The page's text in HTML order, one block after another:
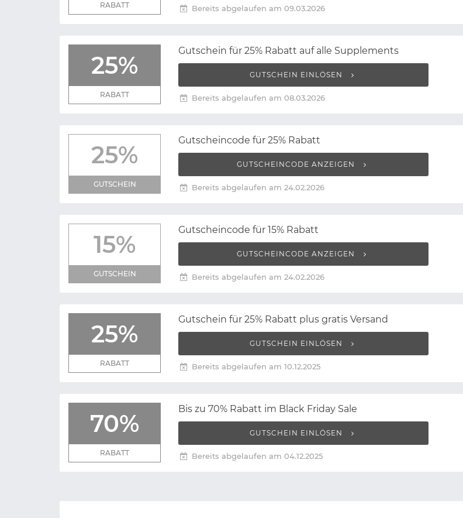
RABATT Bereits abgelaufen am 09.03.2026
25%
RABATT
Gutschein für 25% Rabatt auf alle Supplements
GUTSCHEIN EINLÖSEN
Bereits abgelaufen am 08.03.2026
25%
GUTSCHEIN
Gutscheincode für 25% Rabatt
GUTSCHEINCODE ANZEIGEN
Bereits abgelaufen am 24.02.2026
15%
GUTSCHEIN
Gutscheincode für 15% Rabatt
GUTSCHEINCODE ANZEIGEN
Bereits abgelaufen am 24.02.2026
25%
RABATT
Gutschein für 25% Rabatt plus gratis Versand
GUTSCHEIN EINLÖSEN
Bereits abgelaufen am 10.12.2025
70%
RABATT
Bis zu 70% Rabatt im Black Friday Sale
GUTSCHEIN EINLÖSEN
Bereits abgelaufen am 04.12.2025